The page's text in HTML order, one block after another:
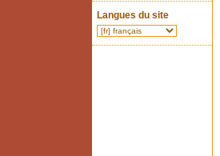
Langues du site